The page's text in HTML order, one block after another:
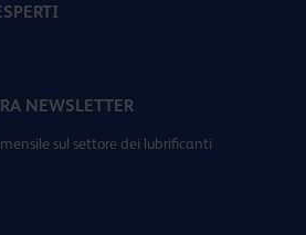
NEWSLETTER
sul settore dei lubrificanti